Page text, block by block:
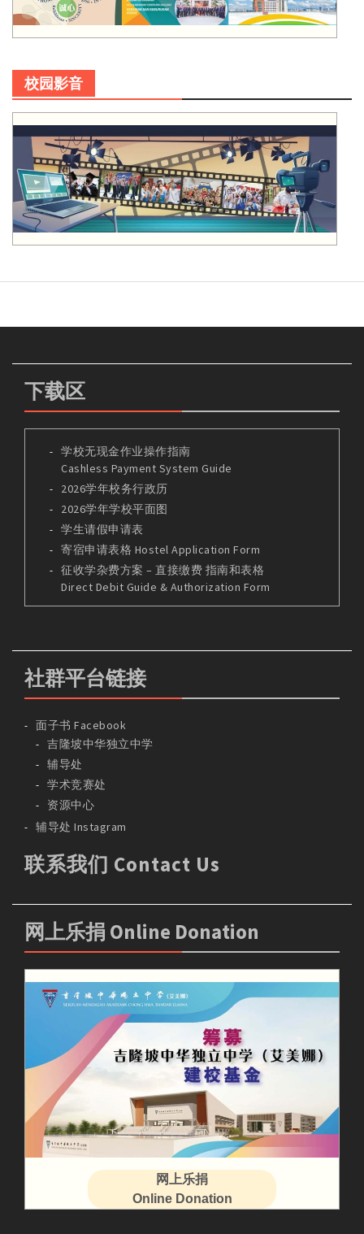
校园影音
下载区
学校无现金作业操作指南
Cashless Payment System Guide
2026学年校务行政历
2026学年学校平面图
学生请假申请表
寄宿申请表格 Hostel Application Form
征收学杂费方案 – 直接缴费 指南和表格
Direct Debit Guide & Authorization Form
社群平台链接
面子书 Facebook
吉隆坡中华独立中学
辅导处
学术竞赛处
资源中心
辅导处 Instagram
联系我们 Contact Us
网上乐捐 Online Donation
网上乐捐
Online Donation